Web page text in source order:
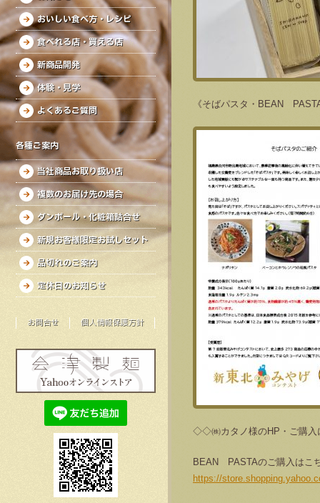
おいしい食べ方・レシピ
食べれる店・買える店
新商品開発
体験・見学
よくあるご質問
各種ご案内
当社商品お取り扱い店
複数のお届け先の場合
ダンボール・化粧箱詰合せ
新規お客様限定お試しセット
品切れのご案内
定休日のお知らせ
お問合せ 個人情報保護方針
《そばパスタ・BEAN
◇◇㈱カタノ様のHP・ご購
BEAN PASTAのご購入はこ
https://